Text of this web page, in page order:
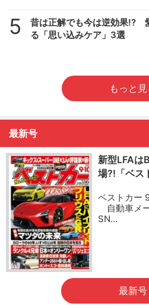
5
昔は正解でも今は逆効果!?
る「思い込みケア」3選
もっと見
最新号
新型LFAは
場?!「ベス
ベストカー
自動車メ
SN…
最新号